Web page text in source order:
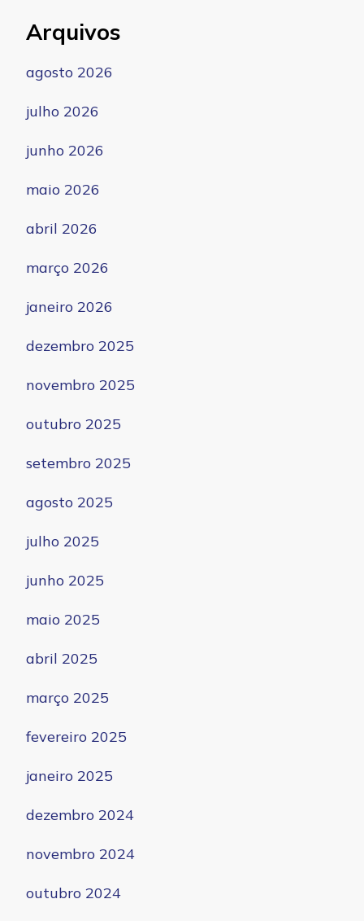
Arquivos
agosto 2026
julho 2026
junho 2026
maio 2026
abril 2026
março 2026
janeiro 2026
dezembro 2025
novembro 2025
outubro 2025
setembro 2025
agosto 2025
julho 2025
junho 2025
maio 2025
abril 2025
março 2025
fevereiro 2025
janeiro 2025
dezembro 2024
novembro 2024
outubro 2024